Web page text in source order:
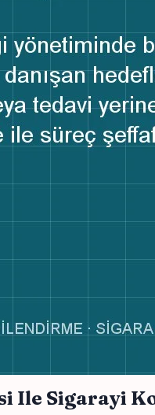
Ile Sigarayi